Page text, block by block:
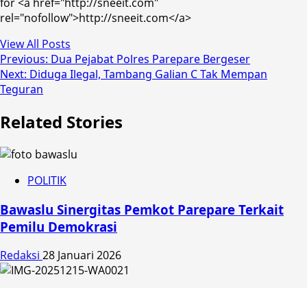
rel="nofollow">http://sneeit.com</a>
View All Posts
Post
navigation
Previous: Dua Pejabat Polres Parepare Bergeser
Next: Diduga Ilegal, Tambang Galian C Tak Mempan
Teguran
Related Stories
POLITIK
Bawaslu Sinergitas Pemkot Parepare Terkait
Pemilu Demokrasi
Redaksi 28 Januari 2026